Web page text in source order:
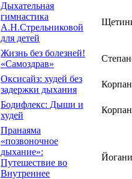
Дыхательная
гимнастика
А.Н.Стрельниковой
для детей
Жизнь без болезней!
«Самоздрав»
Оксисайз: худей без
задержки дыхания
Бодифлекс: Дыши и
худей
Пранаяма
«позвоночное
дыхание»:
Путешествие во
Внутреннее
Йогани